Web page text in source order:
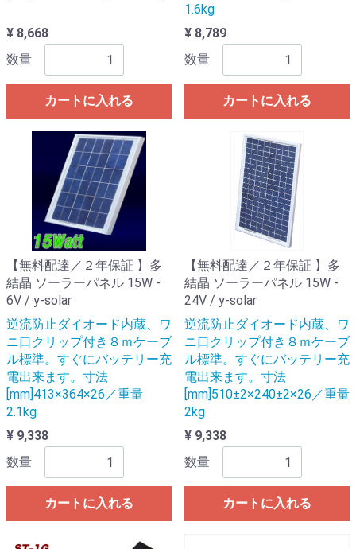
¥ 8,668
数量
カートに入れる
1.6kg
¥ 8,789
数量
カートに入れる
【無料配達／２年保証 】多
結晶 ソーラーパネル 15W -
6V / y-solar
逆流防止ダイオード内蔵、ワ
ニ口クリップ付き８ｍケーブ
ル標準。すぐにバッテリー充
電出来ます。寸法
[mm]413×364×26／重量
2.1kg
¥ 9,338
数量
カートに入れる
【無料配達／２年保証 】多
結晶 ソーラーパネル 15W -
24V / y-solar
逆流防止ダイオード内蔵、ワ
ニ口クリップ付き８ｍケーブ
ル標準。すぐにバッテリー充
電出来ます。寸法
[mm]510±2×240±2×26／重量
2kg
¥ 9,338
数量
カートに入れる